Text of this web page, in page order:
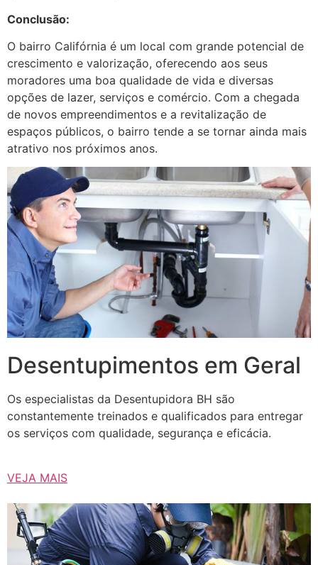
Conclusão:
O bairro Califórnia é um local com grande potencial de
crescimento e valorização, oferecendo aos seus
moradores uma boa qualidade de vida e diversas
opções de lazer, serviços e comércio. Com a chegada
de novos empreendimentos e a revitalização de
espaços públicos, o bairro tende a se tornar ainda mais
atrativo nos próximos anos.
Desentupimentos em Geral
Os especialistas da Desentupidora BH são
constantemente treinados e qualificados para entregar
os serviços com qualidade, segurança e eficácia.
VEJA MAIS